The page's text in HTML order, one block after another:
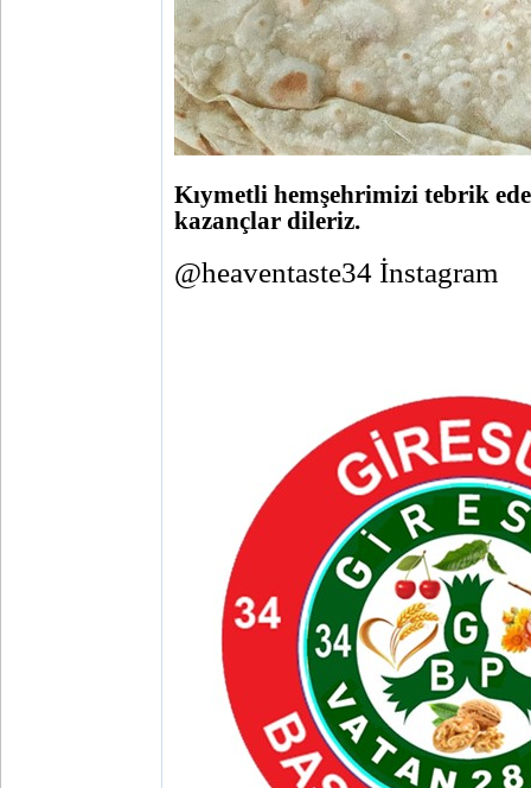
Kıymetli hemşehrimizi tebrik
kazançlar dileriz.
@heaventaste34 İnstagram